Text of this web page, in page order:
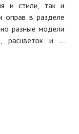
и стили, так и
оправ в разделе
разные модели
расцветок и ...